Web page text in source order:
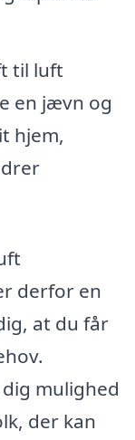
til luft
en jævn og
hjem,
derfor en
at du får
mulighed
der kan